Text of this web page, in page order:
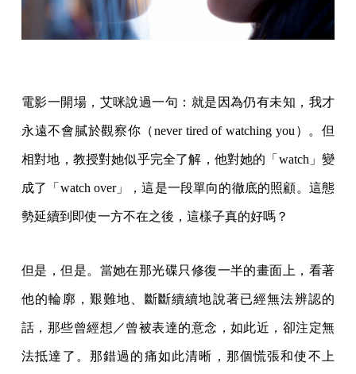
電影一開場，艾咪說過一句：就是因為仍有未知，我才
永遠不會膩於觀察你（never tired of watching you）。但
相對地，教授對她似乎完全了解，他對她的「watch」變
成了「watch over」，這是一段單向的徹底的照顧。這態
勢延續到即使一方不在之後，這樣子真的好嗎？
但是，但是。當她在那光碟只修復一半的畫面上，看著
他的輪廓，艱難地、斷斷續續地說著已經無法辨認的
話，那些曾經想／曾被表達的意念，如此近，卻注定無
法抵達了。那錯過的痛如此清晰，那個慌張和使不上